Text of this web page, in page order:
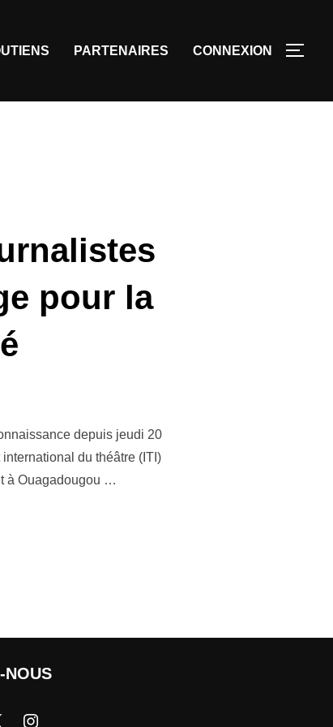
PARTENAIRES CONNEXION
pour la
depuis jeudi 20
international du théâtre (ITI)
à Ouagadougou …
NOUS